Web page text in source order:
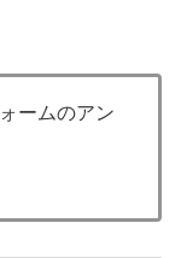
ームのアン